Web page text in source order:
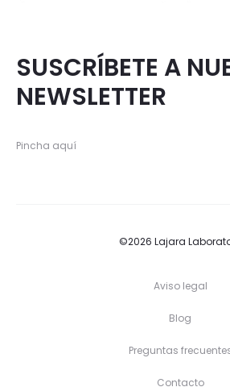
SUSCRÍBETE A
NEWSLETTER
Pincha aquí
©2026 Lajara
Aviso legal
Blog
Preguntas
Contacto